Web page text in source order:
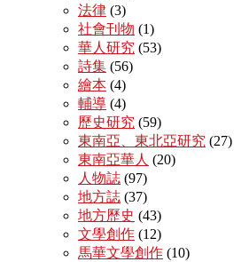
法律 (3)
社會刊物 (1)
華人研究 (53)
詩集 (56)
繪本 (4)
輔導 (4)
歷史研究 (59)
東南亞、東北亞研究 (27)
東南亞華人 (20)
人物誌 (97)
地方誌 (37)
地方歷史 (43)
文學創作 (12)
馬華文學創作 (10)